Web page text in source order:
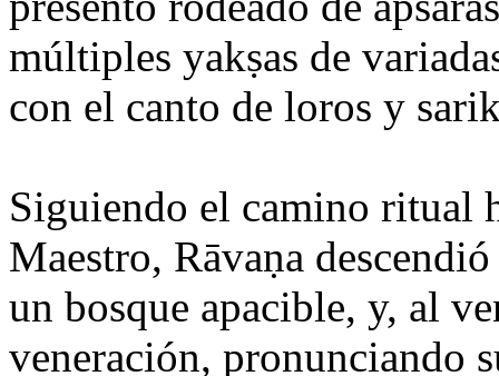
múltiples yakṣas de
con el canto de loros y
Siguiendo el camino ritual
Maestro, Rāvaṇa
un bosque apacible, y, al
veneración, pronunciando